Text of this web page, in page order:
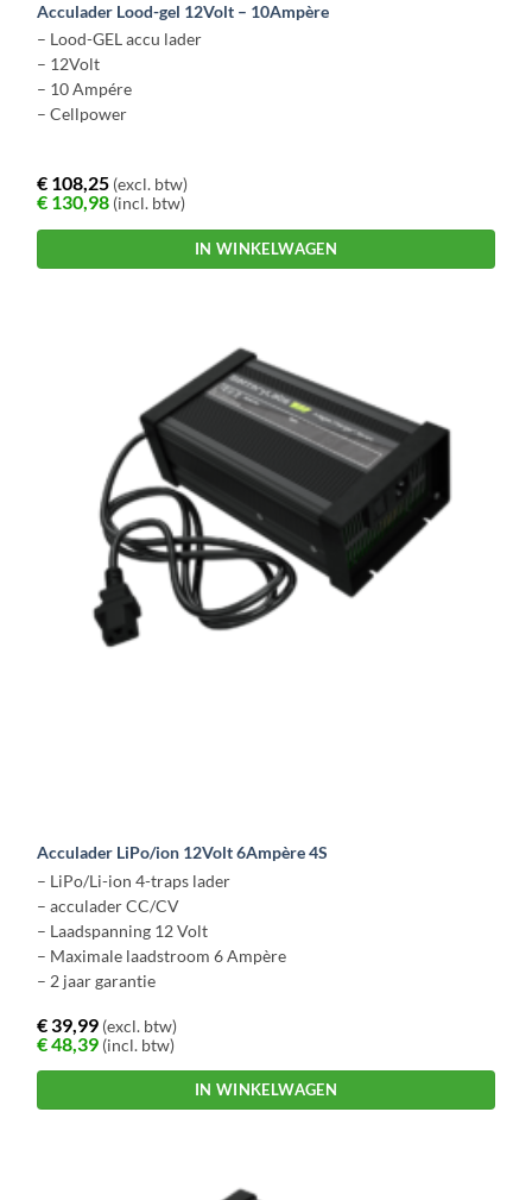
Acculader Lood-gel 12Volt – 10Ampère
– Lood-GEL accu lader
– 12Volt
– 10 Ampére
– Cellpower
€ 108,25 (excl. btw)
€ 130,98 (incl. btw)
IN WINKELWAGEN
Acculader LiPo/ion 12Volt 6Ampère 4S
– LiPo/Li-ion 4-traps lader
– acculader CC/CV
– Laadspanning 12 Volt
– Maximale laadstroom 6 Ampère
– 2 jaar garantie
€39,99 (excl. btw)
€48,39 (incl. btw)
IN WINKELWAGEN